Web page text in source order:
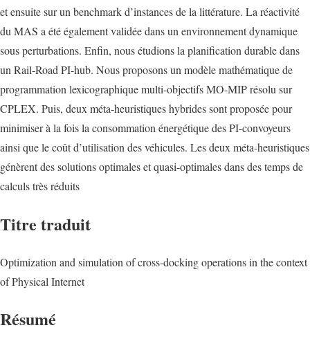
et ensuite sur un benchmark d’instances de la littérature. La réactivité
du MAS a été également validée dans un environnement dynamique
sous perturbations. Enﬁn, nous étudions la planiﬁcation durable dans
un Rail-Road PI-hub. Nous proposons un modèle mathématique de
programmation lexicographique multi-objectifs MO-MIP résolu sur
CPLEX. Puis, deux méta-heuristiques hybrides sont proposée pour
minimiser à la fois la consommation énergétique des PI-convoyeurs
ainsi que le coût d’utilisation des véhicules. Les deux méta-heuristiques
génèrent des solutions optimales et quasi-optimales dans des temps de
calculs très réduits
Titre traduit
Optimization and simulation of cross-docking operations in the context
of Physical Internet
Résumé